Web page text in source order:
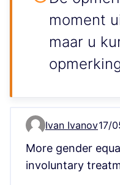
moment
maar u
Comment 202
Ivan Ivanov17/
More gender
involuntary